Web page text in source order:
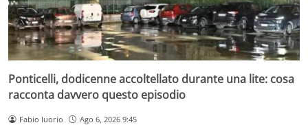
Ponticelli, dodicenne accoltellato durante una lite: cosa
racconta davvero questo episodio
Fabio Iuorio Ago 6, 2026 9:45